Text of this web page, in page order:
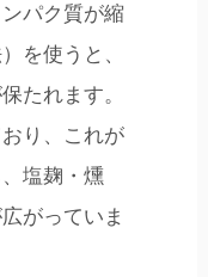
パク質が縮
を使うと、
たれます。
り、これが
塩麹・燻
がっていま